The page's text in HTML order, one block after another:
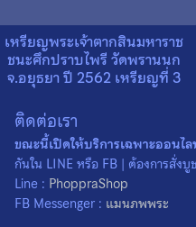
เหรียญพระเจ้าตากสินมหาราช
ชนะศึกปราบไพรี วัดพรานนก
จ.อยุธยา ปี 2562 เหรียญที่ 3
ติดต่อเรา
ขณะนี้เปิดให้บริการเฉพาะออนไ
กันใน LINE หรือ FB | ต้องการสั่ง
Line : PhoppraShop
FB Messenger : แมนภพพระ